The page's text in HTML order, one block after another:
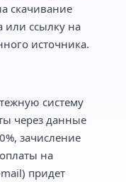
скачивание
или ссылку на
источника.
систему
через данные
зачисление
на
придет